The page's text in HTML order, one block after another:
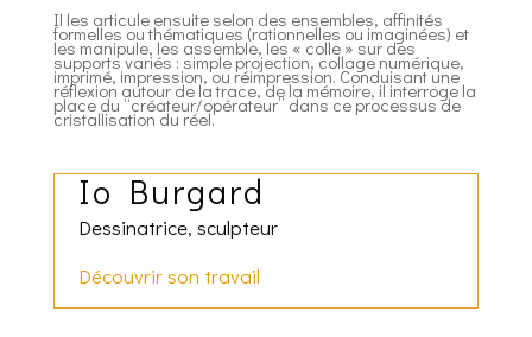
Il les articule ensuite selon des ensembles, affinités
formelles ou thématiques (rationnelles ou imaginées) et
les manipule, les assemble, les « colle » sur des
supports variés : simple projection, collage numérique,
imprimé, impression, ou réimpression. Conduisant une
réflexion autour de la trace, de la mémoire, il interroge la
place du “créateur/opérateur” dans ce processus de
cristallisation du réel.
Io Burgard
Dessinatrice, sculpteur
Découvrir son travail